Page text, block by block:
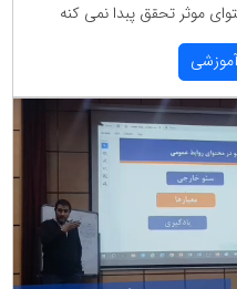
موثر تحقق پبدا نمی كنه